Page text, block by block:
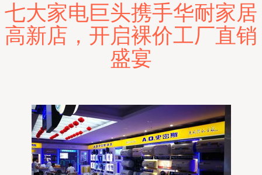
七大家电巨头携手华耐家居
高新店，开启裸价工厂直销
盛宴